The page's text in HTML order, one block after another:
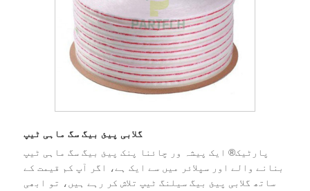
گلابی پیئ بیگ سگ ماہی ٹیپ
پارٹیک® ایک پیشہ ور چائنا پنک پیئ بیگ سگ ماہی ٹیپ
بنانے والے اور سپلائر میں سے ایک ہے، اگر آپ کم قیمت کے
ساتھ گلابی پیئ بیگ سیلنگ ٹیپ تلاش کر رہے ہیں، تو ابھی